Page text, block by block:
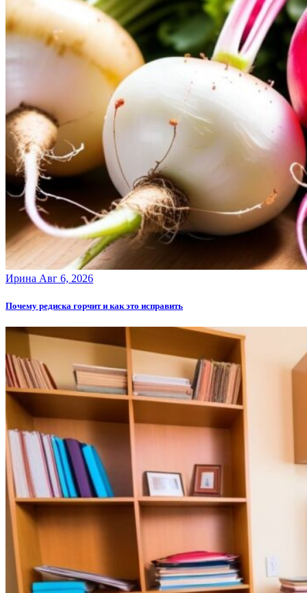
Ирина Авг 6, 2026
Почему редиска горчит и как это исправить